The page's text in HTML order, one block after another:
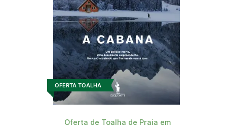
OFERTA TOALHA
Oferta de Toalha de Praia em